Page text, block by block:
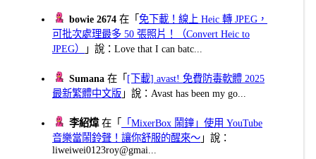
bowie 2674 在「免下載！線上 Heic 轉 JPEG，
可批次處理最多 50 張照片！（Convert Heic to
JPEG）
」說：Love that I can batc...
Sumana 在「 [下載] avast! 免費防毒軟體 2025
最新繁體中文版 」說：Avast has been my go...
李紹煒在「
「MixerBox 鬧鐘」使用 YouTube
音樂當鬧鈴聲！讓你舒服的醒來～ 」說：
liweiwei0123roy@gmai...